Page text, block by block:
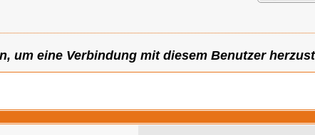
um eine Verbindung mit diesem Benutzer